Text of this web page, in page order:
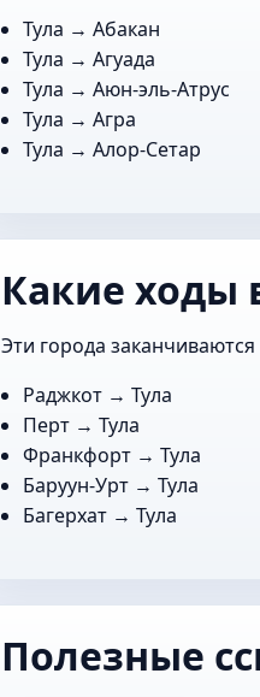
Тула →Абакан
Тула →Агуада
Тула →Аюн-эль-Атрус
Тула →Агра
Тула →Алор-Сетар
Какие ходы
Эти города
Раджкот → Тула
Перт → Тула
Франкфорт → Тула
Баруун-Урт → Тула
Багерхат → Тула
Полезные